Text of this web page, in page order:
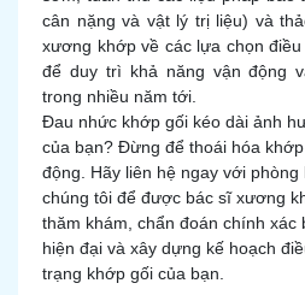
cân nặng và vật lý trị liệu) và
xương khớp về các lựa chọn
để duy trì khả năng vận động
trong nhiều năm tới.
Đau nhức khớp gối kéo dài ảnh
của bạn? Đừng để thoái hóa
động. Hãy liên hệ ngay với
chúng tôi để được bác sĩ xương
thăm khám, chẩn đoán chính xác
hiện đại và xây dựng kế hoạch
trạng khớp gối của bạn.